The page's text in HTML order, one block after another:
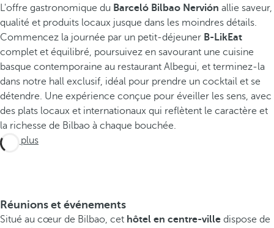
L'offre gastronomique du Barceló Bilbao Nervión allie saveur,
qualité et produits locaux jusque dans les moindres détails.
Commencez la journée par un petit-déjeuner B-LikEat
complet et équilibré, poursuivez en savourant une cuisine
basque contemporaine au restaurant Albegui, et terminez-la
dans notre hall exclusif, idéal pour prendre un cocktail et se
détendre. Une expérience conçue pour éveiller les sens, avec
des plats locaux et internationaux qui reflètent le caractère et
la richesse de Bilbao à chaque bouchée.
Voir plus
Réunions et événements
Situé au cœur de Bilbao, cet hôtel en centre-ville dispose de